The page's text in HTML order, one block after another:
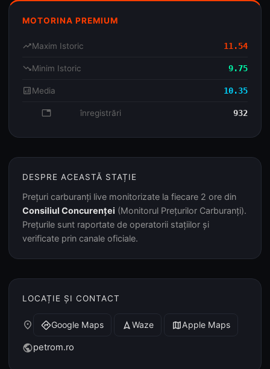
MOTORINA PREMIUM
trending_upMaxim Istoric 11.54
trending_downMinim Istoric 9.75
analyticsMedia 10.35
database înregistrări 932
DESPRE ACEASTĂ STAȚIE
Prețuri carburanți live monitorizate la fiecare 2 ore din
Consiliul Concurenței (Monitorul Prețurilor Carburanți).
Prețurile sunt raportate de operatorii stațiilor și
verificate prin canale oficiale.
LOCAȚIE ȘI CONTACT
place directionsGoogle Maps navigation Waze mapApple Maps
publicpetrom.ro